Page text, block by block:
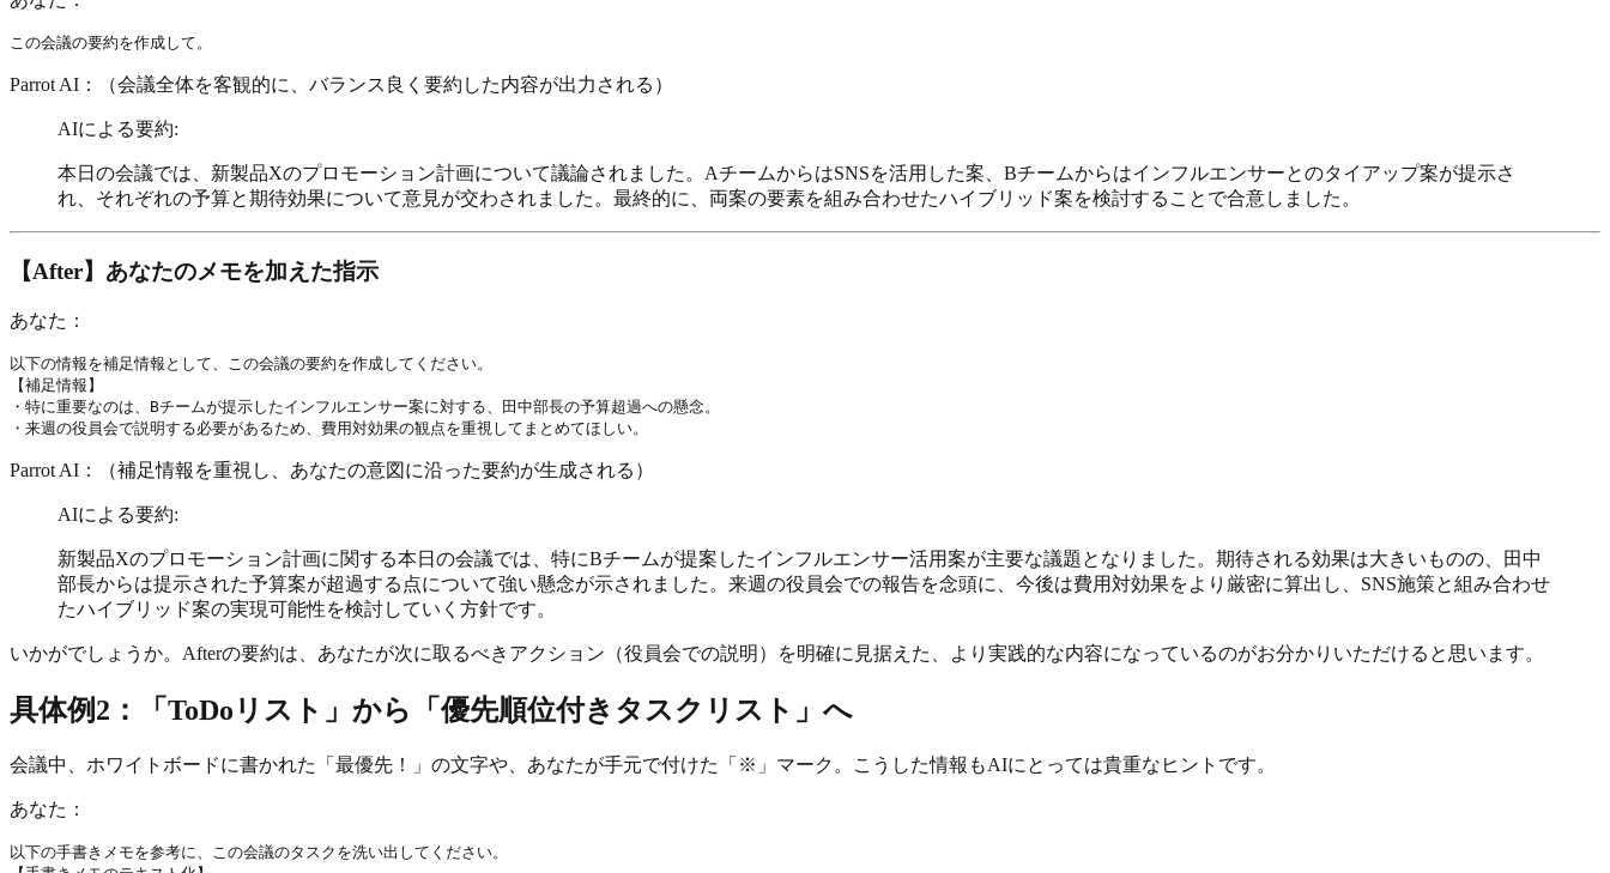
この会議の要約を作成して。
Parrot AI：（会議全体を客観的に、バランス良く要約した内容が出力される）
AIによる要約:
本日の会議では、新製品Xのプロモーション計画について議論されました。AチームからはSNSを活用した案、Bチームからはインフルエンサーとのタイアップ案が提示さ
れ、それぞれの予算と期待効果について意見が交わされました。最終的に、両案の要素を組み合わせたハイブリッド案を検討することで合意しました。
【After】あなたのメモを加えた指示
あなた：
以下の情報を補足情報として、この会議の要約を作成してください。
【補足情報】
・特に重要なのは、Bチームが提示したインフルエンサー案に対する、田中部長の予算超過への懸念。
・来週の役員会で説明する必要があるため、費用対効果の観点を重視してまとめてほしい。
Parrot AI：（補足情報を重視し、あなたの意図に沿った要約が生成される）
AIによる要約:
新製品Xのプロモーション計画に関する本日の会議では、特にBチームが提案したインフルエンサー活用案が主要な議題となりました。期待される効果は大きいものの、田中
部長からは提示された予算案が超過する点について強い懸念が示されました。来週の役員会での報告を念頭に、今後は費用対効果をより厳密に算出し、SNS施策と組み合わせ
たハイブリッド案の実現可能性を検討していく方針です。
いかがでしょうか。Afterの要約は、あなたが次に取るべきアクション（役員会での説明）を明確に見据えた、より実践的な内容になっているのがお分かりいただけると思います。
具体例2：「ToDoリスト」から「優先順位付きタスクリスト」へ
会議中、ホワイトボードに書かれた「最優先！」の文字や、あなたが手元で付けた「※」マーク。こうした情報もAIにとっては貴重なヒントです。
あなた：
以下の手書きメモを参考に、この会議のタスクを洗い出してください。